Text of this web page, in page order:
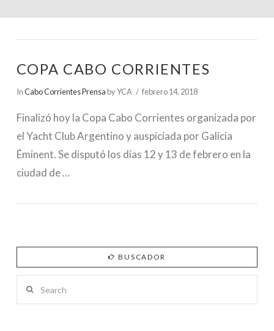
ARGENTINO
COPA CABO CORRIENTES
InCabo Corrientes Prensa by YCA febrero 14, 2018
Finalizó hoy la Copa Cabo Corrientes organizada por
el Yacht Club Argentino y auspiciada por Galicia
Éminent. Se disputó los días 12 y 13 de febrero en la
ciudad de …
BUSCADOR